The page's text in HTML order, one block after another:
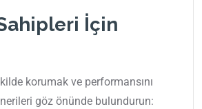
İçin
korumak ve performansını
göz önünde bulundurun: